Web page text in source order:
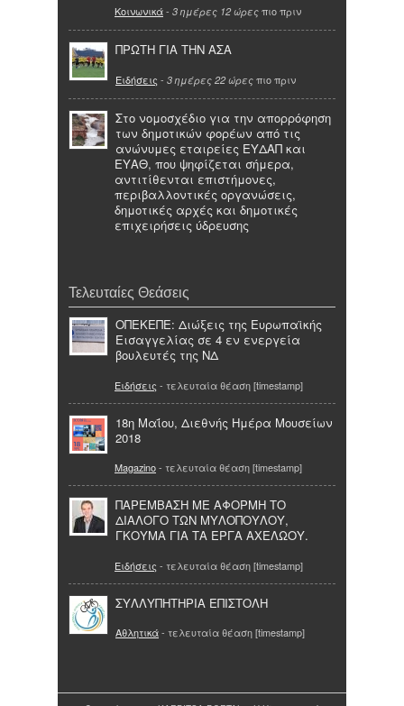
Κοινωνικά- 3 ημέρες 12 ώρες πιο πριν
ΠΡΩΤΗ ΓΙΑ ΤΗΝ ΑΣΑ
Ειδήσεις - 3 ημέρες 22 ώρες πιο πριν
Στο νομοσχέδιο για την απορρόφηση
των δημοτικών φορέων από τις
ανώνυμες εταιρείες ΕΥΔΑΠ και
ΕΥΑΘ, που ψηφίζεται σήμερα,
αντιτίθενται επιστήμονες,
περιβαλλοντικές οργανώσεις,
δημοτικές αρχές και δημοτικές
επιχειρήσεις ύδρευσης
Τελευταίες Θεάσεις
ΟΠΕΚΕΠΕ: Διώξεις της Ευρωπαϊκής
Εισαγγελίας σε 4 εν ενεργεία
βουλευτές της ΝΔ
Ειδήσεις - τελευταία θέαση [timestamp]
18η Μαΐου, Διεθνής Ημέρα Μουσείων
2018
Magazino- τελευταία θέαση [timestamp]
ΠΑΡΕΜΒΑΣΗ ΜΕ ΑΦΟΡΜΗ ΤΟ
ΔΙΑΛΟΓΟ ΤΩΝ ΜΥΛΟΠΟΥΛΟΥ,
ΓΚΟΥΜΑ ΓΙΑ ΤΑ ΕΡΓΑ ΑΧΕΛΩΟΥ.
Ειδήσεις - τελευταία θέαση [timestamp]
ΣΥΛΛΥΠΗΤΗΡΙΑ ΕΠΙΣΤΟΛΗ
Αθλητικά- τελευταία θέαση [timestamp]